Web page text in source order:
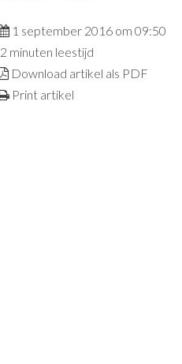
1 september 2016 om 09:50
2 minuten leestijd
Download artikel als PDF
Print artikel